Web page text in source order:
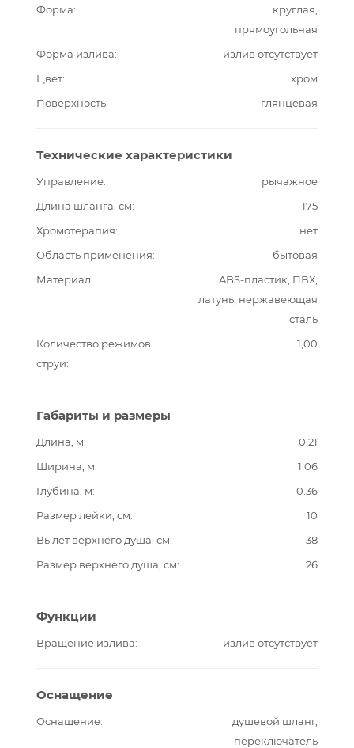
Форма
круглая,
прямоугольная
Форма излива
излив отсутствует
Цвет
хром
Поверхность
глянцевая
Технические характеристики
Управление
рычажное
Длина шланга, см
175
Хромотерапия
нет
Область применения
бытовая
Материал
ABS-пластик, ПВХ,
латунь, нержавеющая
сталь
Количество режимов
струи
1,00
Габариты и размеры
Длина, м
0.21
Ширина, м
1.06
Глубина, м
0.36
Размер лейки, см
10
Вылет верхнего душа, см
38
Размер верхнего душа, см
26
Функции
Вращение излива излив отсутствует
Оснащение
Оснащение
душевой шланг,
переключатель